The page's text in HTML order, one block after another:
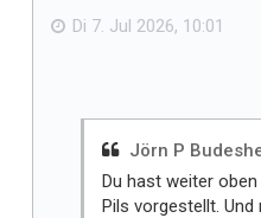
Di 7. Jul 2026, 10:01
Jörn P
Du hast weiter
Pils vorgestellt. Und